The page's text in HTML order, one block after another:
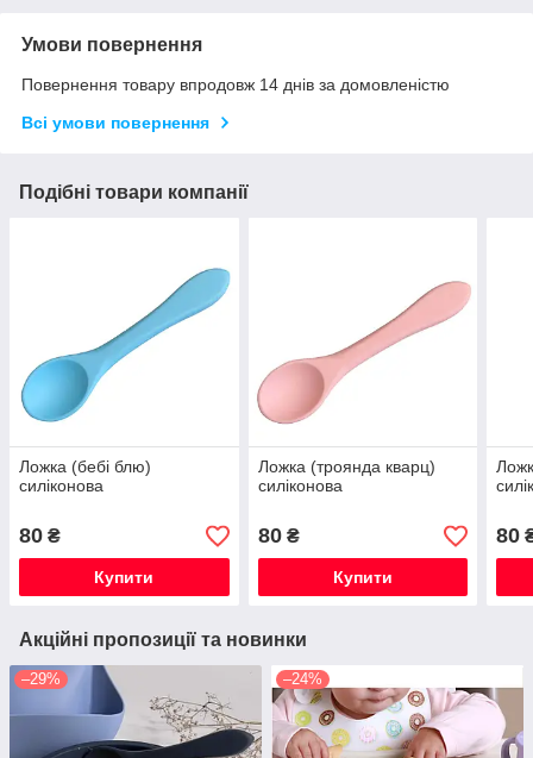
Умови повернення
Повернення товару впродовж 14 днів за домовленістю
Всі умови повернення
Подібні товари компанії
Ложка (бебі блю)
силіконова
80 ₴
Купити
Ложка (троянда кварц)
силіконова
80₴
Купити
80
Акційні пропозиції та новинки
–29% –24%